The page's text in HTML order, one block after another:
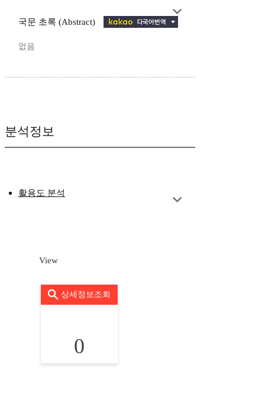
국문 초록 (Abstract)
없음
분석정보
활용도 분석
View
상세정보조회
0